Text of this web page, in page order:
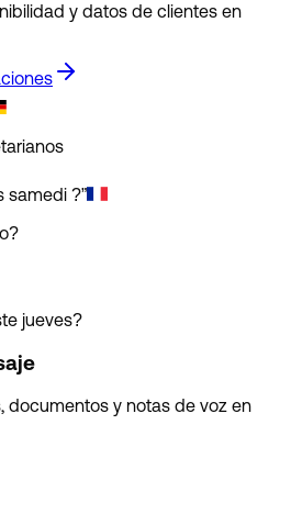
y datos de clientes en
samedi ?”
jueves?
documentos y notas de voz en